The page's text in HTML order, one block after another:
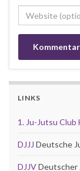
LINKS
1. Ju-Jutsu Club
DJJJ Deutsche
DJJVDeutscher